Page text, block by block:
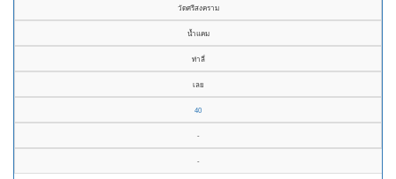
วัดศรีสงคราม
น้ำแคม
ท่าลี่
เลย
40
-
-